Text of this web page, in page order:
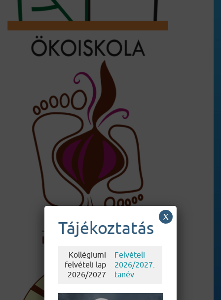
Tájékoztatás
Kollégiumi
felvételi lap
2026/2027
Felvételi
2026/2027.
tanév
X